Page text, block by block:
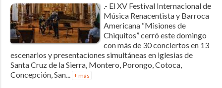
.- El XV Festival Internacional de
Música Renacentista y Barroca
Americana “Misiones de
Chiquitos” cerró este domingo
con más de 30 conciertos en 13
escenarios y presentaciones simultáneas en iglesias de
Santa Cruz de la Sierra, Montero, Porongo, Cotoca,
Concepción, San... + más